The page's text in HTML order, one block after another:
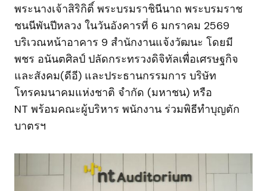
พระนางเจ้าสิริกิติ์ พระบรมราชินีนาถ พระบรมราช
ชนนีพันปีหลวง ในวันอังคารที่ 6 มกราคม 2569
บริเวณหน้าอาคาร 9 สำนักงานแจ้งวัฒนะ โดยมี
พชร อนันตศิลป์ ปลัดกระทรวงดิจิทัลเพื่อเศรษฐกิจ
และสังคม(ดีอี) และประธานกรรมการ บริษัท
โทรคมนาคมแห่งชาติ จำกัด (มหาชน) หรือ
NT พร้อมคณะผู้บริหาร พนักงาน ร่วมพิธีทำบุญตัก
บาตรฯ